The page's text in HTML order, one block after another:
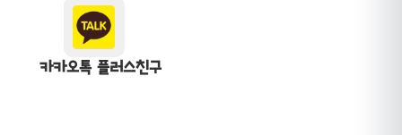
카카오톡 플러스친구